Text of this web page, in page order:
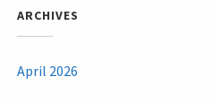
ARCHIVES
April 2026